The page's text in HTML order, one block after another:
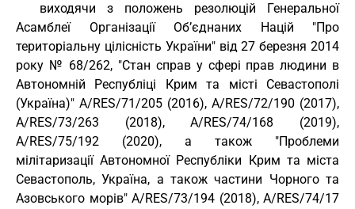
виходячи з положень резолюцій Генеральної
Асамблеї Організації Об’єднаних Націй "Про
територіальну цілісність України" від 27 березня 2014
року № 68/262, "Стан справ у сфері прав людини в
Автономній Республіці Крим та місті Севастополі
(Україна)" A/RES/71/205 (2016), A/RES/72/190 (2017),
A/RES/73/263 (2018), A/RES/74/168 (2019),
A/RES/75/192 (2020), а також "Проблеми
мілітаризації Автономної Республіки Крим та міста
Севастополь, Україна, а також частини Чорного та
Азовського морів" A/RES/73/194 (2018), A/RES/74/17